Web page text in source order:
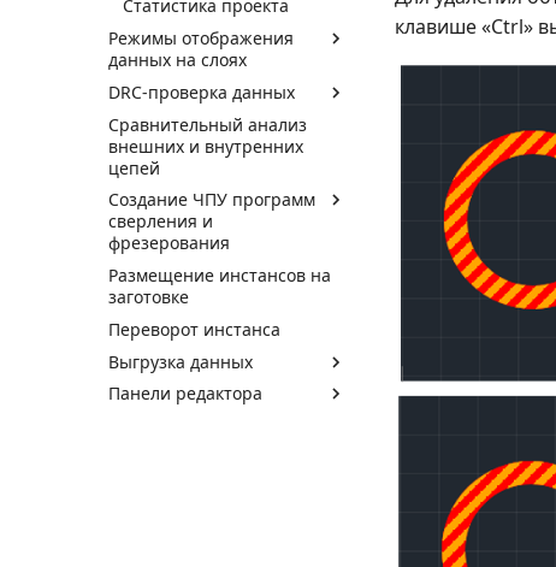
Статистика проекта
Режимы отображения
данных на слоях
DRC-проверка данных
Сравнительный анализ
внешних и внутренних
цепей
Создание ЧПУ программ
сверления и
фрезерования
Размещение инстансов на
заготовке
Переворот инстанса
Выгрузка данных
Панели редактора
клавише «Ctrl»